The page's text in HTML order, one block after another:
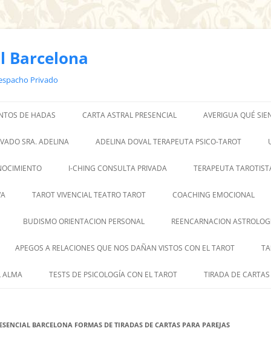
Barcelona
Privado
DE HADAS CARTA ASTRAL PRESENCIAL AVERIGUA QUÉ
SRA. ADELINA ADELINA DOVAL TERAPEUTA PSICO-TAROT
I-CHING CONSULTA PRIVADA TERAPEUTA
TAROT VIVENCIAL TEATRO TAROT COACHING EMOCIONAL
BUDISMO ORIENTACION PERSONAL REENCARNACION
APEGOS A RELACIONES QUE NOS DAÑAN VISTOS CON EL TAROT
ALMA TESTS DE PSICOLOGÍA CON EL TAROT TIRADA DE
BARCELONA FORMAS DE TIRADAS DE CARTAS PARA PAREJAS